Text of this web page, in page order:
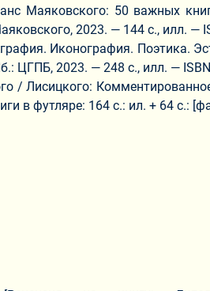
Маяковского: 50 важных
2023. — 144 с., илл. —
Иконография. Поэтика.
ЦГПБ, 2023. — 248 с., илл. —
/ Лисицкого:
в футляре: 164 с.: ил. + 64 с.: